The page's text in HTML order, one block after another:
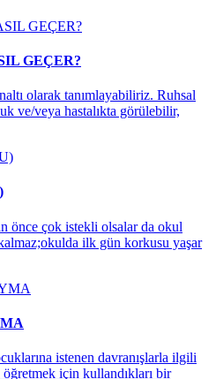
GEÇER?
olarak tanımlayabiliriz. Ruhsal
ve/veya hastalıkta görülebilir,
önce çok istekli olsalar da okul
ilk gün korkusu yaşar
istenen davranışlarla ilgili
için kullandıkları bir